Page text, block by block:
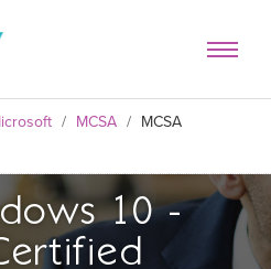
/ MCSA / MCSA
10 -